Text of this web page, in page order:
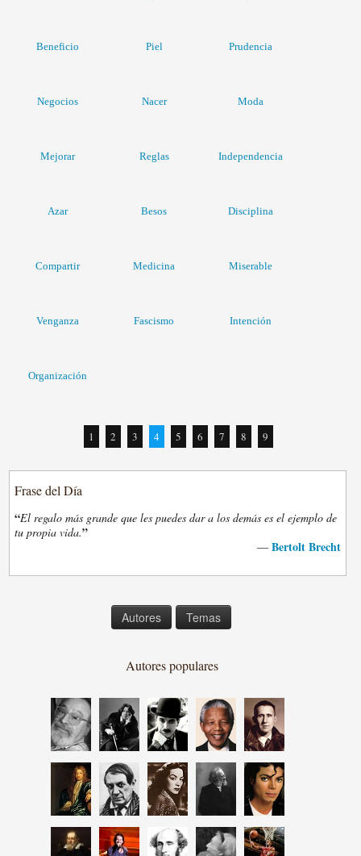
Beneficio Piel Prudencia
Negocios Nacer Moda
Mejorar Reglas Independencia
Azar Besos Disciplina
Compartir Medicina Miserable
Venganza Fascismo Intención
Organización
1 2 3 4 5 6 7 8 9
Frase del Día
“El regalo más grande que les puedes dar a los demás es el ejemplo de
tu propia vida.”
— Bertolt Brecht
Autores Temas
Autores populares